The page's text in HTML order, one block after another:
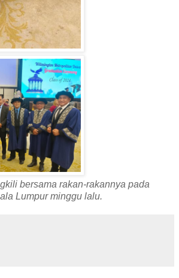
bersama rakan-rakannya pada
Lumpur minggu lalu.